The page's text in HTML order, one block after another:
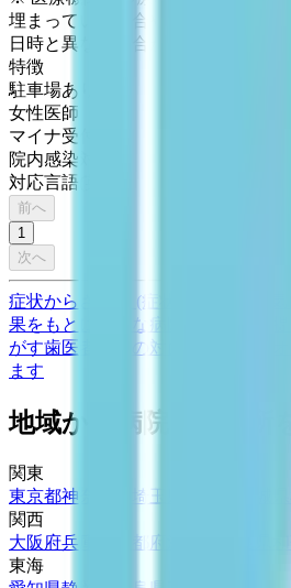
埋まっている場合や病院の都合な
日時と異なる場合がありますのでご
特徴
駐車場あり
女性医師
マイナ受付
院内感染対策
対応言語(英語)
前へ
1
次へ
症状からさがす (症状チェッカー)
果をもとに適切な病院・診療所を提
がす歯医者さんの対面診療予約・
ます
地域から病院・診療所
関東
東京都神奈川県 埼玉県
関西
大阪府兵庫県 京都府
東海